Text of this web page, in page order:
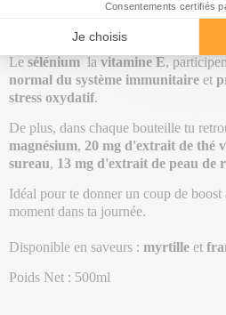
Ainsi qu'à réduire la fatigue.
maintenir la santé des
Le sélénium la vitamine E,
normal du système immunitaire et
stress oxydatif.
De plus, dans chaque bouteille tu
magnésium, 20 mg d'extrait de thé
sureau, 13 mg d'extrait de peau de
Idéal pour te donner un coup de boost
moment dans ta journée.
Disponible en saveurs : myrtille et
Poids Net : 500ml